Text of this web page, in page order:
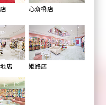
心斎橋店
店 姫路店